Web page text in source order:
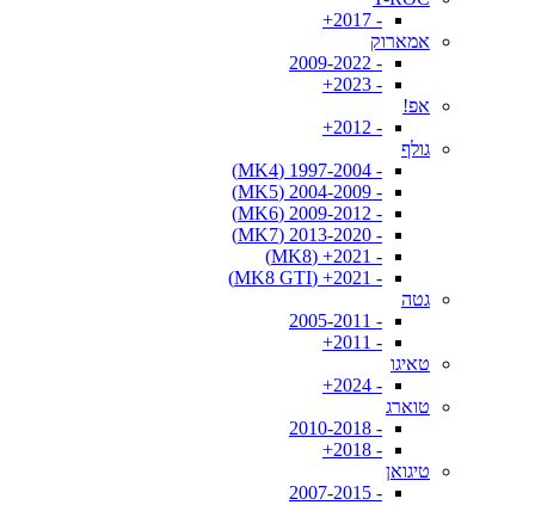
- 2017+
אמארוק
- 2009-2022
- 2023+
אפ!
- 2012+
גולף
- 1997-2004 (MK4)
- 2004-2009 (MK5)
- 2009-2012 (MK6)
- 2013-2020 (MK7)
- 2021+ (MK8)
- 2021+ (MK8 GTI)
גטה
- 2005-2011
- 2011+
טאיגו
- 2024+
טוארג
- 2010-2018
- 2018+
טיגואן
- 2007-2015